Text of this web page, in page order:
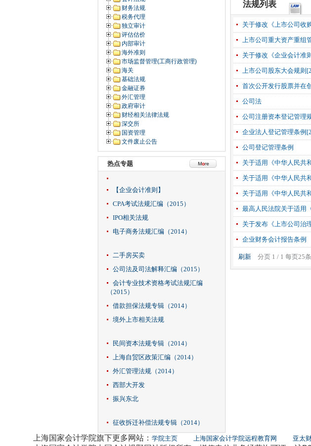
财务法规
税务代理
独立审计
评估估价
内部审计
海外准则
市场监督管理(工商行政管理)
海关
基础法规
金融证券
外汇管理
政府审计
财经相关法律法规
深交所
国资管理
文件废止公告
热点专题
【企业会计准则】
CPA考试法规汇编（2015）
IPO相关法规
电子商务法规汇编（2014）
二手房买卖
公司法及司法解释汇编（2015）
会计专业技术资格考试法规汇编
（2015）
借款担保法规专辑（2014）
境外上市相关法规
民间资本法规专辑（2014）
上海自贸区政策汇编（2014）
外汇管理法规（2014）
西部大开发
振兴东北
征收拆迁补偿法规专辑（2014）
法规列表
关于修改《上市公司收
上市公司重大资产重组
关于修改《企业会计
上市公司股东大会规则
首次公开发行股票并在
公司法
公司注册资本登记管理
企业法人登记管理条例
公司登记管理条例
关于适用《中华人民共
关于适用《中华人民共
关于适用《中华人民共
最高人民法院关于适用
关于发布《上市公司治
企业财务会计报告条例
刷新 分页 1 / 1 每页25
上海国家会计学院旗下更多网站： 学院主页 上海国家会计学院远程教育网 亚太